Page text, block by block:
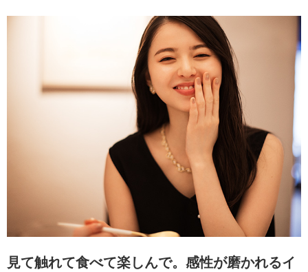
見て触れて食べて楽しんで。感性が磨かれるイ